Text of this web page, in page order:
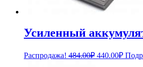
Усиленный
Распродажа! 484.00₽ 440.00₽
цена: